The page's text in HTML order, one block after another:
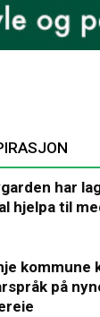
har
hjelpa til
kommune
på